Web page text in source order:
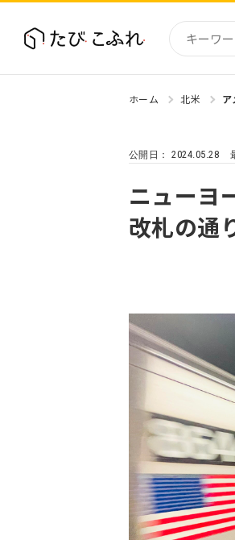
ホーム 北米 ア
公開日：2024.05.28
ニューヨ
改札の通